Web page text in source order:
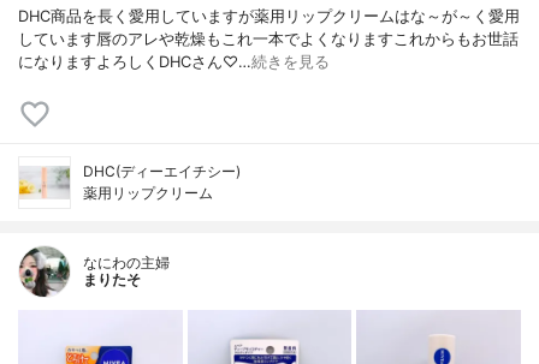
DHC商品を長く愛用していますが薬用リップクリームはな～が～く愛用
しています唇のアレや乾燥もこれ一本でよくなりますこれからもお世話
になりますよろしくDHCさん♡…続きを見る
DHC(ディーエイチシー)
薬用リップクリーム
なにわの主婦
まりたそ